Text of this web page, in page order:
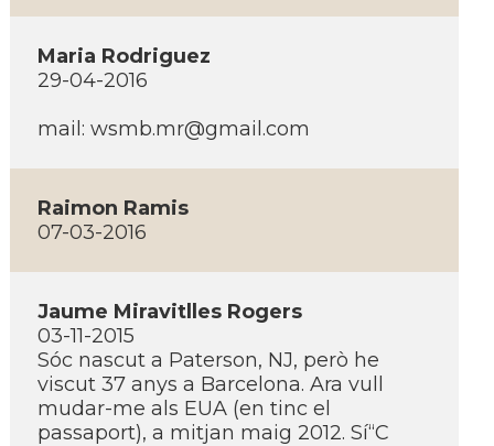
Maria Rodriguez
29-04-2016
mail: wsmb.mr@gmail.com
Raimon Ramis
07-03-2016
Jaume Miravitlles Rogers
03-11-2015
Sóc nascut a Paterson, NJ, però he
viscut 37 anys a Barcelona. Ara vull
mudar-me als EUA (en tinc el
passaport), a mitjan maig 2012. Sí“C